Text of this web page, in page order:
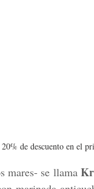
de descuento en el
mares- se llama